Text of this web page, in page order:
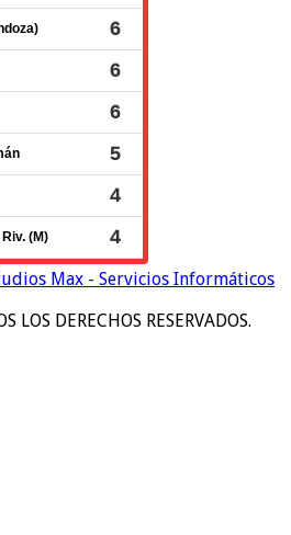
Max - Servicios Informáticos
DERECHOS RESERVADOS.